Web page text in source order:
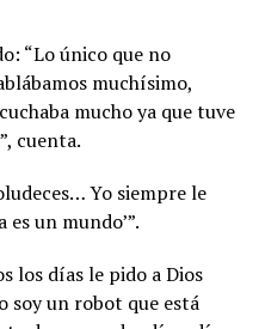
“Lo único que no
muchísimo,
mucho ya que tuve
cuenta.
Yo siempre le
es un mundo’”.
los días le pido a Dios
soy un robot que está